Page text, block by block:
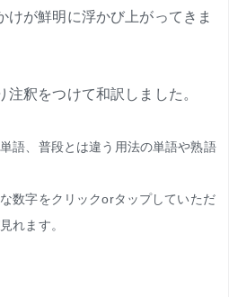
けが鮮明に浮かび上がってきま
釈をつけて和訳しました。
語、普段とは違う用法の単語や熟語
数字をクリックorタップしていただ
れます。